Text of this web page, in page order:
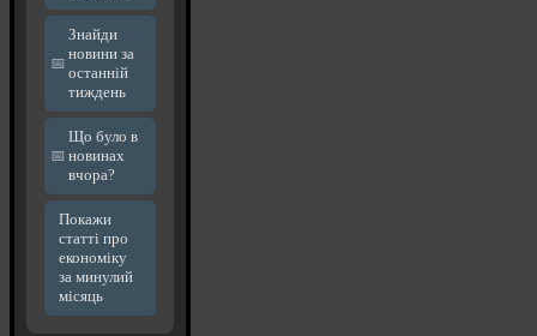
Знайди
новини за
останній
тиждень
Що було в
новинах
вчора?
Покажи
статті про
економіку
за минулий
місяць